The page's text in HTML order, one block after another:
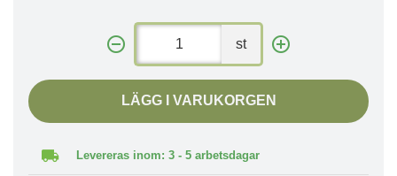
st
LÄGG I VARUKORGEN
Levereras inom: 3 - 5 arbetsdagar